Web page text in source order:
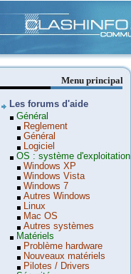
Menu principal
Les forums d'aide
Général
Reglement
Général
Logiciel
OS : système d'exploitation
Windows XP
Windows Vista
Windows 7
Autres Windows
Linux
Mac OS
Autres systèmes
Matériels
Problème hardware
Nouveaux matériels
Pilotes / Drivers